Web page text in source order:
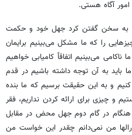
آگاه هستی.
به سخن گفتن کرد جهل خود و حکمت
را که ما مشکل می‌بینیم برایمان
می‌بینیم اتفاقاً کامیابی خواهیم
به آن توجه داشته باشیم در قدم
کنیم و به این حقیقت برسیم که ما بنده
و چیزی برای ارائه کردن نداریم، فقر
در گام دوم جهلمحض در مقابل
من نمی‌دانم چقدر این خواست من